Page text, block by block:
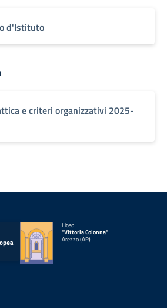
d'Istituto
e criteri organizzativi 2025-
Liceo
"Vittoria Colonna"
Arezzo (AR)